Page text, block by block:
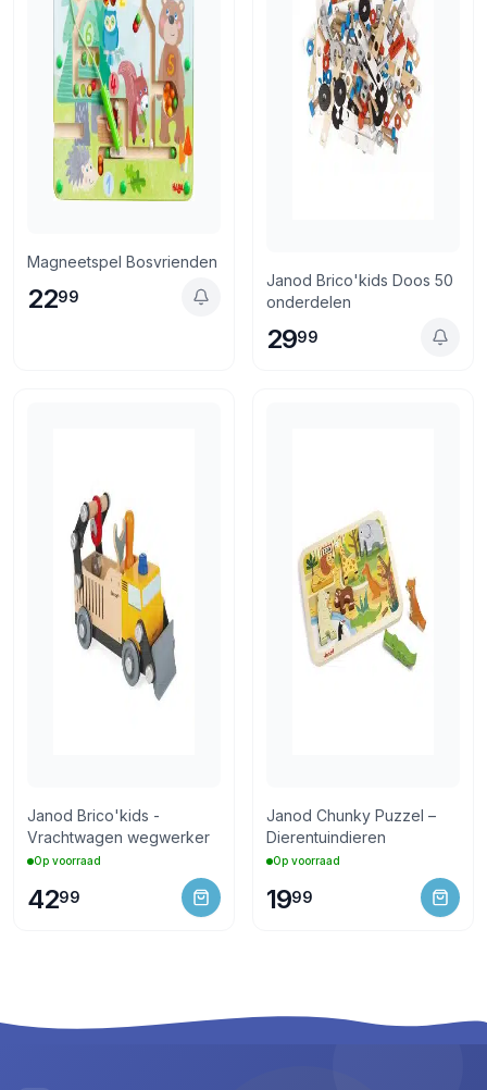
Magneetspel Bosvrienden
2299
Janod Brico'kids Doos 50
onderdelen
2999
Janod Brico'kids -
Vrachtwagen wegwerker
Op voorraad
4299
Janod Chunky Puzzel –
Dierentuindieren
Op voorraad
1999